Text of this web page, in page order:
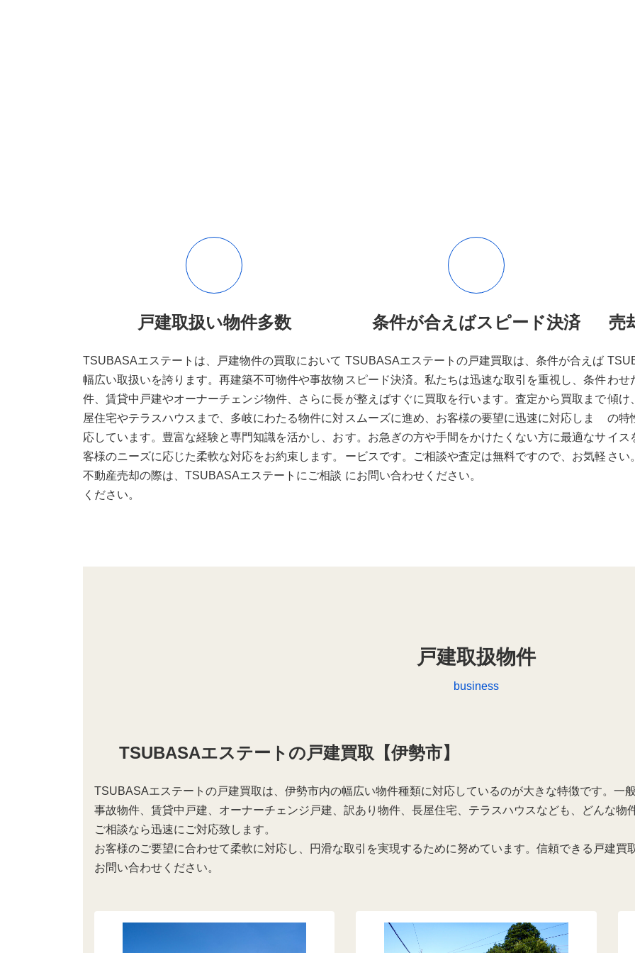
戸建取扱い物件多数
TSUBASAエステートは、戸建物件の買取において
幅広い取扱いを誇ります。再建築不可物件や事故物
件、賃貸中戸建やオーナーチェンジ物件、さらに長
屋住宅やテラスハウスまで、多岐にわたる物件に対
応しています。豊富な経験と専門知識を活かし、お
客様のニーズに応じた柔軟な対応をお約束します。
不動産売却の際は、TSUBASAエステートにご相談
ください。
条件が合えばスピード決済
TSUBASAエステートの戸建買取は、条件が合えば
スピード決済。私たちは迅速な取引を重視し、条件
が整えばすぐに買取を行います。査定から買取まで
スムーズに進め、お客様の要望に迅速に対応しま
す。お急ぎの方や手間をかけたくない方に最適なサ
ービスです。ご相談や査定は無料ですので、お気軽
にお問い合わせください。
売
わせ
傾け
の特
イス
さい
戸建取扱物件
business
TSUBASAエステートの戸建買取【伊勢市】
TSUBASAエステートの戸建買取は、伊勢市内の幅広い物件種類に対応しているのが大きな特徴です。一
事故物件、賃貸中戸建、オーナーチェンジ戸建、訳あり物件、長屋住宅、テラスハウスなども、どんな物
ご相談なら迅速にご対応致します。
お客様のご要望に合わせて柔軟に対応し、円滑な取引を実現するために努めています。信頼できる戸建買
お問い合わせください。